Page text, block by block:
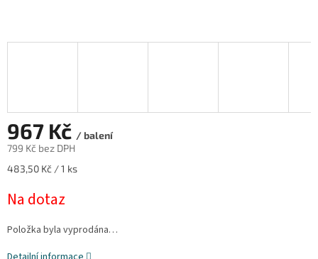
967 Kč / balení
799 Kč bez DPH
Měrná
483,50 Kč / 1 ks
Na dotaz
Položka byla vyprodána…